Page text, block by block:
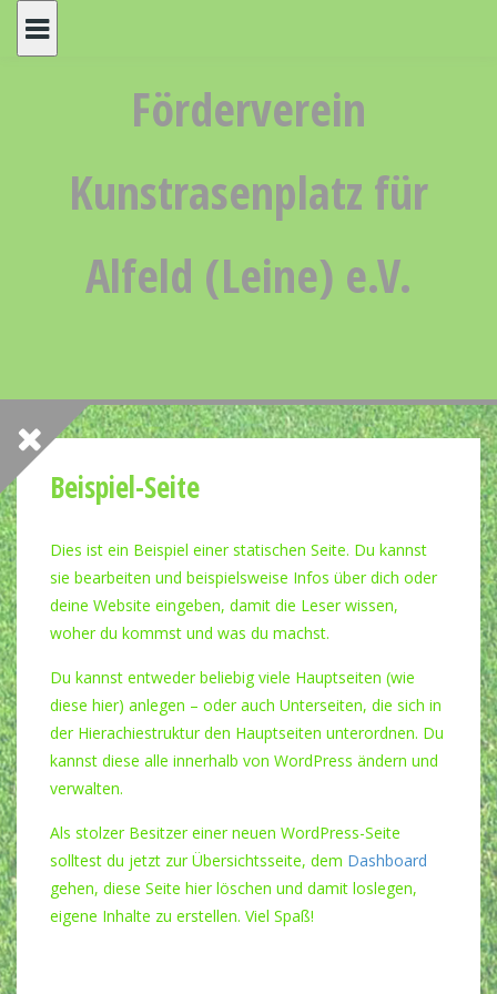
Förderverein
Kunstrasenplatz für
Alfeld (Leine) e.V.
Beispiel-Seite
Dies ist ein Beispiel einer statischen Seite. Du kannst
sie bearbeiten und beispielsweise Infos über dich oder
deine Website eingeben, damit die Leser wissen,
woher du kommst und was du machst.
Du kannst entweder beliebig viele Hauptseiten (wie
diese hier) anlegen – oder auch Unterseiten, die sich in
der Hierachiestruktur den Hauptseiten unterordnen. Du
kannst diese alle innerhalb von WordPress ändern und
verwalten.
Als stolzer Besitzer einer neuen WordPress-Seite
solltest du jetzt zur Übersichtsseite, dem Dashboard
gehen, diese Seite hier löschen und damit loslegen,
eigene Inhalte zu erstellen. Viel Spaß!